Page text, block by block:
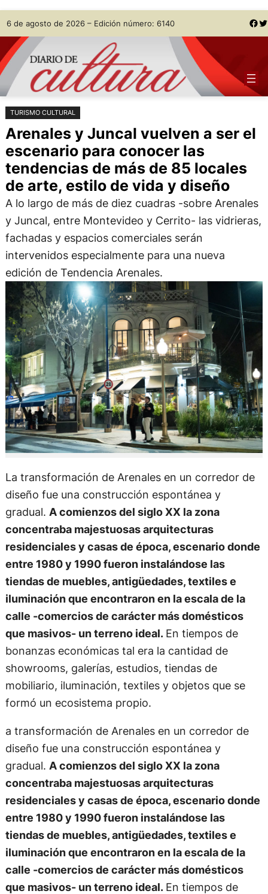
Saltar
al
contenido
Skip
to
content
6 de agosto de 2026 – Edición número: 6140 Facebook Twitter
TURISMO CULTURAL
Arenales y Juncal vuelven a ser el
escenario para conocer las
tendencias de más de 85 locales
de arte, estilo de vida y diseño
A lo largo de más de diez cuadras -sobre Arenales
y Juncal, entre Montevideo y Cerrito- las vidrieras,
fachadas y espacios comerciales serán
intervenidos especialmente para una nueva
edición de Tendencia Arenales.
La transformación de Arenales en un corredor de
diseño fue una construcción espontánea y
gradual. A comienzos del siglo XX la zona
concentraba majestuosas arquitecturas
residenciales y casas de época, escenario donde
entre 1980 y 1990 fueron instalándose las
tiendas de muebles, antigüedades, textiles e
iluminación que encontraron en la escala de la
calle -comercios de carácter más domésticos
que masivos- un terreno ideal. En tiempos de
bonanzas económicas tal era la cantidad de
showrooms, galerías, estudios, tiendas de
mobiliario, iluminación, textiles y objetos que se
formó un ecosistema propio.
a transformación de Arenales en un corredor de
diseño fue una construcción espontánea y
gradual. A comienzos del siglo XX la zona
concentraba majestuosas arquitecturas
residenciales y casas de época, escenario donde
entre 1980 y 1990 fueron instalándose las
tiendas de muebles, antigüedades, textiles e
iluminación que encontraron en la escala de la
calle -comercios de carácter más domésticos
que masivos- un terreno ideal. En tiempos de